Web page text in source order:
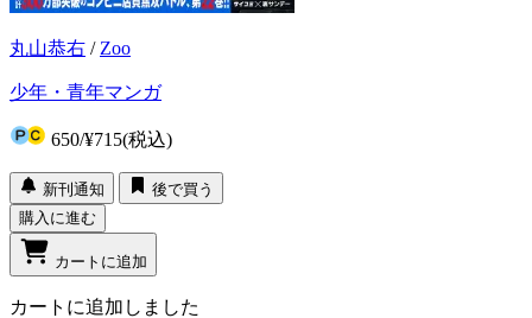
丸山恭右 / Zoo
少年・青年マンガ
650/¥715(税込)
新刊通知
後で買う
購入に進む
カートに追加
カートに追加しました